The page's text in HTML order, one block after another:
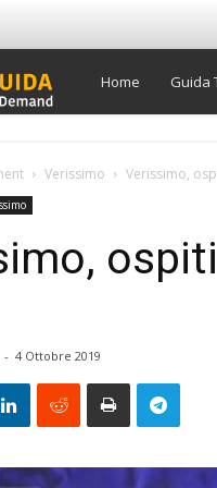
Super
Home Guida
Verissimo Verissimo,
- 4 Ottobre 2019